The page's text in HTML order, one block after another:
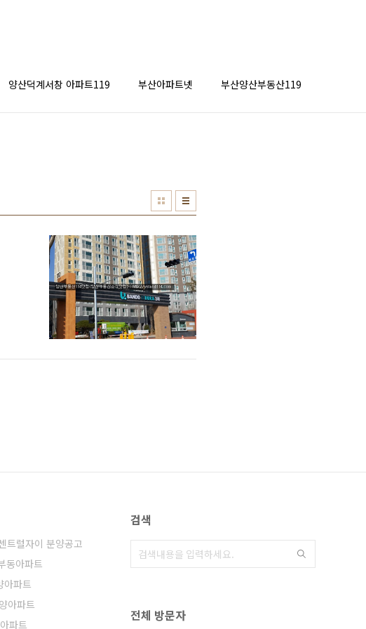
양산덕계서창 아파트119 부산아파트넷 부산양산부동산119
트럴자이 분양공고
동아파트
아파트
아파트
파트
검색
전체 방문자